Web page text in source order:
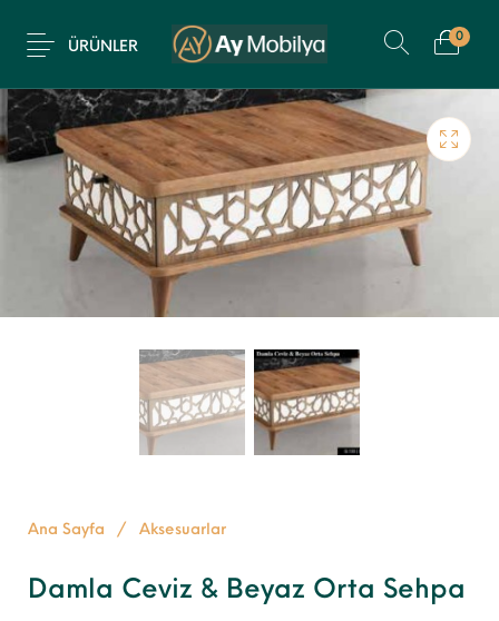
ÜRÜNLER
0
Ana Sayfa / Aksesuarlar
Damla Ceviz & Beyaz Orta Sehpa